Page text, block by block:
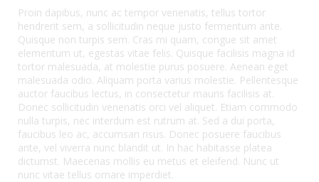
Proin dapibus, nunc ac tempor venenatis, tellus tortor
hendrerit sem, a sollicitudin neque justo fermentum ante.
Quisque non turpis sem. Cras mi quam, congue sit amet
elementum ut, egestas vitae felis. Quisque facilisis magna id
tortor malesuada, at molestie purus posuere. Aenean eget
malesuada odio. Aliquam porta varius molestie. Pellentesque
auctor faucibus lectus, in consectetur mauris facilisis at.
Donec sollicitudin venenatis orci vel aliquet. Etiam commodo
nulla turpis, nec interdum est rutrum at. Sed a dui porta,
faucibus leo ac, accumsan risus. Donec posuere faucibus
ante, vel viverra nunc blandit ut. In hac habitasse platea
dictumst. Maecenas mollis eu metus et eleifend. Nunc ut
nunc vitae tellus ornare imperdiet.